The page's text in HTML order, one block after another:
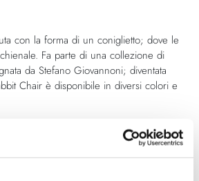
con la forma di un coniglietto; dove le
Fa parte di una collezione di
da Stefano Giovannoni; diventata
Chair è disponibile in diversi colori e